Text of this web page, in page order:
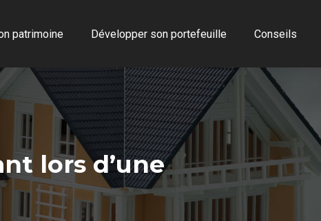
patrimoine Développer son portefeuille Conseils
lors d’une